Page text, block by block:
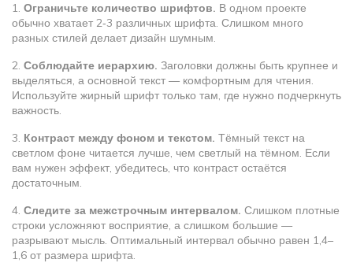
1. Ограничьте количество шрифтов. В одном проекте
обычно хватает 2‑3 различных шрифта. Слишком много
разных стилей делает дизайн шумным.
2. Соблюдайте иерархию. Заголовки должны быть крупнее и
выделяться, а основной текст — комфортным для чтения.
Используйте жирный шрифт только там, где нужно подчеркнуть
важность.
3. Контраст между фоном и текстом. Тёмный текст на
светлом фоне читается лучше, чем светлый на тёмном. Если
вам нужен эффект, убедитесь, что контраст остаётся
достаточным.
4. Следите за межстрочным интервалом. Слишком плотные
строки усложняют восприятие, а слишком большие —
разрывают мысль. Оптимальный интервал обычно равен 1,4–
1,6 от размера шрифта.